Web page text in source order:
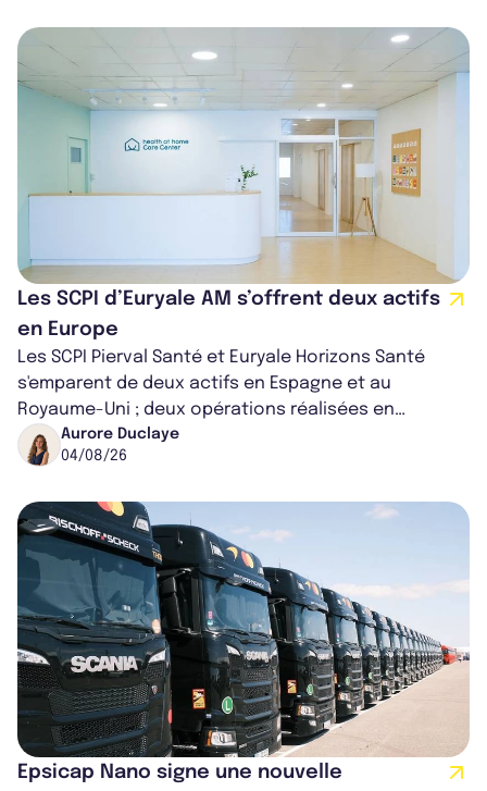
Les SCPI d’Euryale AM s’offrent deux actifs
en Europe
Les SCPI Pierval Santé et Euryale Horizons Santé
s'emparent de deux actifs en Espagne et au
Royaume-Uni ; deux opérations réalisées en
partenariat. Ces co-acquisitions permettent a...
Aurore Duclaye
04/08/26
Epsicap Nano signe une nouvelle